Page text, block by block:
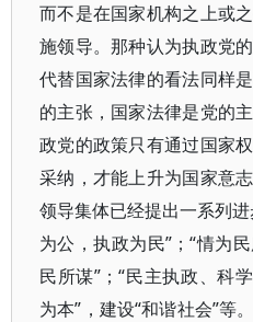
而不是在国家机构之上或
施领导。那种认为执政党
代替国家法律的看法同样
的主张，国家法律是党的
政党的政策只有通过国家
采纳，才能上升为国家意
领导集体已经提出一系列
为公，执政为民”；“情为
民所谋”；“民主执政、科
为本”，建设“和谐社会”等